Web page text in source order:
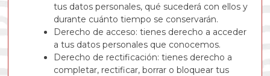
tus datos personales, qué sucederá con ellos y
durante cuánto tiempo se conservarán.
Derecho de acceso: tienes derecho a acceder
a tus datos personales que conocemos.
Derecho de rectificación: tienes derecho a
completar, rectificar, borrar o bloquear tus